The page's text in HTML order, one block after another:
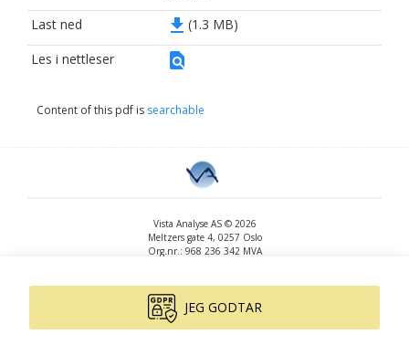
Last ned
file_download (1.3 MB)
Les i nettleser
find_in_page
Content of this pdf is searchable
Vista Analyse AS © 2026
Meltzers gate 4, 0257 Oslo
Org.nr.: 968 236 342 MVA
www.vista-analyse.no
By
Version: 3.0.244
JEG GODTAR